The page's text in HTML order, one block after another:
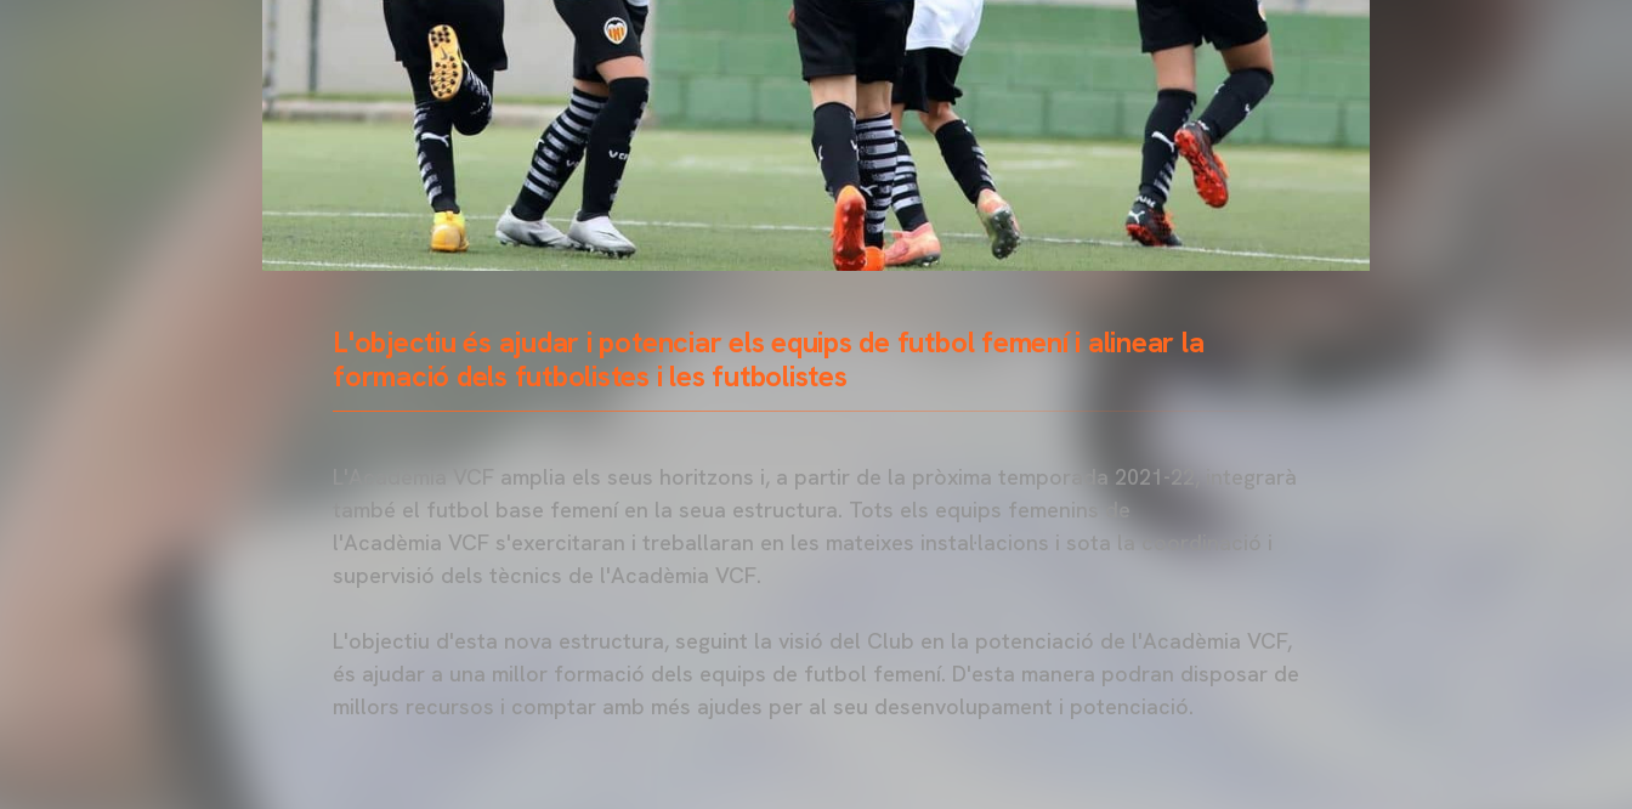
L'objectiu és ajudar i potenciar els equips de futbol femení i alinear la
formació dels futbolistes i les futbolistes
L'Acadèmia VCF amplia els seus horitzons i, a partir de la pròxima temporada 2021-22, integrarà
també el futbol base femení en la seua estructura. Tots els equips femenins de
l'Acadèmia VCF s'exercitaran i treballaran en les mateixes instal·lacions i sota la coordinació i
supervisió dels tècnics de l'Acadèmia VCF.
L'objectiu d'esta nova estructura, seguint la visió del Club en la potenciació de l'Acadèmia VCF,
és ajudar a una millor formació dels equips de futbol femení. D'esta manera podran disposar de
millors recursos i comptar amb més ajudes per al seu desenvolupament i potenciació.